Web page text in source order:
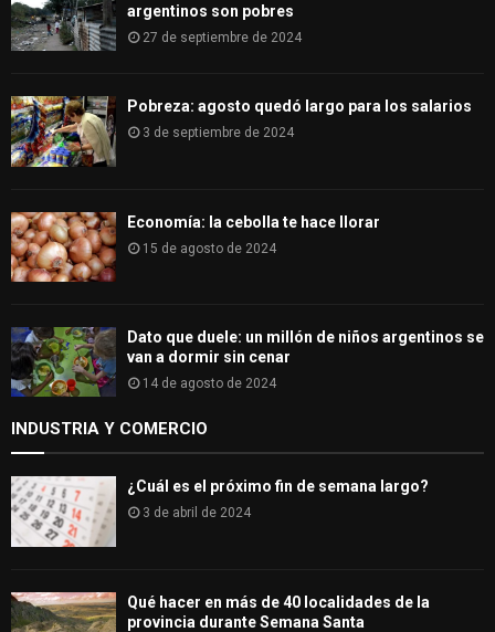
argentinos son pobres
27 de septiembre de 2024
Pobreza: agosto quedó largo para los salarios
3 de septiembre de 2024
Economía: la cebolla te hace llorar
15 de agosto de 2024
Dato que duele: un millón de niños argentinos se
van a dormir sin cenar
14 de agosto de 2024
INDUSTRIA Y COMERCIO
¿Cuál es el próximo fin de semana largo?
3 de abril de 2024
Qué hacer en más de 40 localidades de la
provincia durante Semana Santa